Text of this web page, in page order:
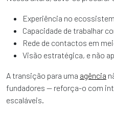
Experiência no
Capacidade de trabalhar
Rede de contactos em
Visão estratégica, e não
A transição para uma agência
fundadores — reforça-o com
escaláveis.